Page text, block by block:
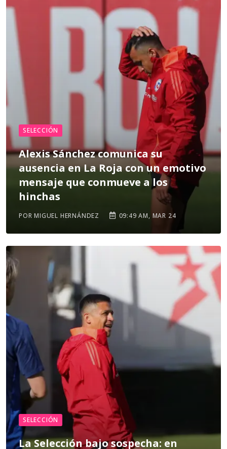
SELECCIÓN
Alexis Sánchez comunica su
ausencia en La Roja con un emotivo
mensaje que conmueve a los
hinchas
POR MIGUEL HERNÁNDEZ 09:49 AM, MAR 24
SELECCIÓN
La Selección bajo sospecha: en